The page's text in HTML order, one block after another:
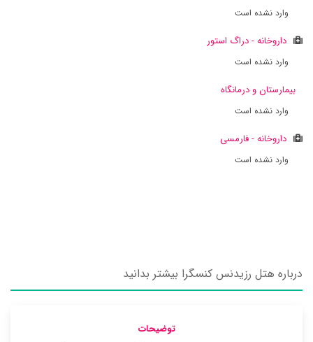
وارد نشده است
داروخانه - دراگ استور
وارد نشده است
بیمارستان و درمانگاه
وارد نشده است
داروخانه - فارمسی
وارد نشده است
درباره هتل رزیدنس کنسگرا بیشتر بدانید
توضیحات